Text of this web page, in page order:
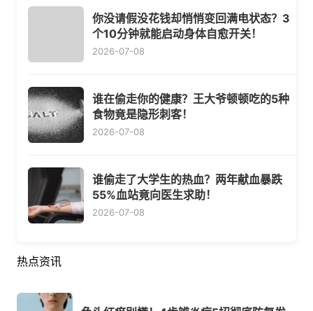
你没请假没花钱却悄悄变回满电状态？3
个10分钟就能启动身体自愈开关！
2026-07-08
谁在偷走你的健康？王大爷顿顿吃的5种
食物竟是隐形刺客！
2026-07-08
谁偷走了大学生的热血？两年献血暴跌
55%血站竟向医生求助！
2026-07-08
热点资讯